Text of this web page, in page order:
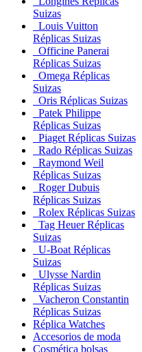
Suizas
Louis Vuitton
Réplicas Suizas
Officine Panerai
Réplicas Suizas
Omega Réplicas
Suizas
Oris Réplicas Suizas
Patek Philippe
Réplicas Suizas
Piaget Réplicas Suizas
Rado Réplicas Suizas
Raymond Weil
Réplicas Suizas
Roger Dubuis
Réplicas Suizas
Rolex Réplicas Suizas
Tag Heuer Réplicas
Suizas
U-Boat Réplicas
Suizas
Ulysse Nardin
Réplicas Suizas
Vacheron Constantin
Réplicas Suizas
Réplica Watches
Accesorios de moda
Cosmética bolsas